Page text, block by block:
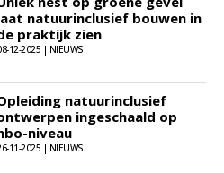
natuurinclusief bouwen in
praktijk zien
12-2025 | NIEUWS
natuurinclusief
ingeschaald op
niveau
11-2025 | NIEUWS